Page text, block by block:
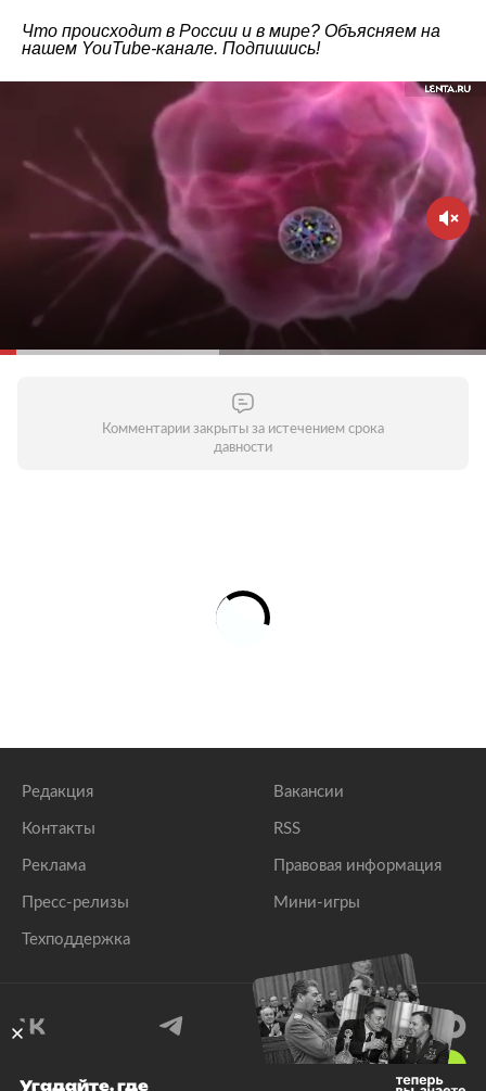
Что происходит в России и в мире? Объясняем на
нашем YouTube-канале. Подпишись!
Комментарии закрыты за истечением срока
давности
Редакция
Контакты
Реклама
Пресс-релизы
Техподдержка
Вакансии
RSS
Правовая информация
Мини-игры
Угадайте, где